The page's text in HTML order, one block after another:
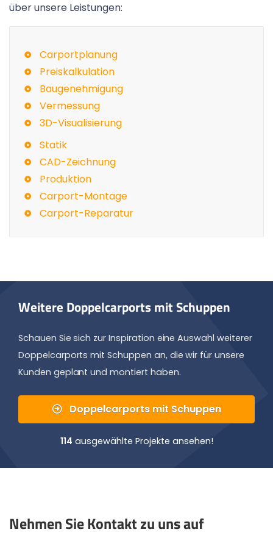
über unsere Leistungen:
Carportplanung
Preiskalkulation
Baugenehmigung
Vermessung
3D-Visualisierung
Statik
CAD-Zeichnung
Produktion
Carport-Montage
Carport-Reparatur
Weitere Doppelcarports mit Schuppen
Schauen Sie sich zur Inspiration eine Auswahl weiterer
Doppelcarports mit Schuppen an, die wir für unsere
Kunden geplant und montiert haben.
Doppelcarports mit Schuppen
114 ausgewählte Projekte ansehen!
Nehmen Sie Kontakt zu uns auf